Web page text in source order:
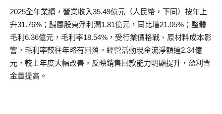
2025全年業績，營業收入35.49億元（人民幣，下同）按年上
升31.76%；歸屬股東淨利潤1.81億元，同比增21.05%；整體
毛利6.36億元，毛利率18.54%，受行業價格戰、原材料成本影
響，毛利率較往年略有回落。經營活動現金流淨額達2.34億
元，較上年度大幅改善，反映銷售回款能力明顯提升，盈利含
金量提高。